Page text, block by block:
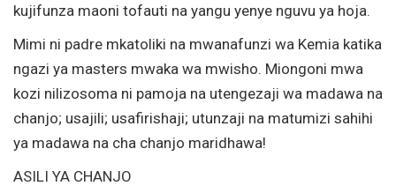
kujifunza maoni tofauti na yangu yenye nguvu ya hoja.
Mimi ni padre mkatoliki na mwanafunzi wa Kemia katika
ngazi ya masters mwaka wa mwisho. Miongoni mwa
kozi nilizosoma ni pamoja na utengezaji wa madawa na
chanjo; usajili; usafirishaji; utunzaji na matumizi sahihi
ya madawa na cha chanjo maridhawa!
ASILI YA CHANJO